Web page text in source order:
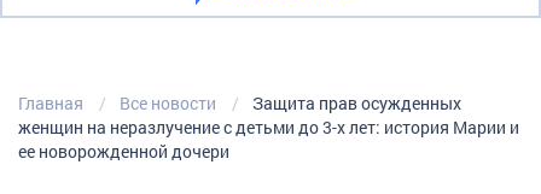
Главная Все новости
Защита прав осужденных
женщин на неразлучение с детьми до 3-х лет: история Марии и
ее новорожденной дочери